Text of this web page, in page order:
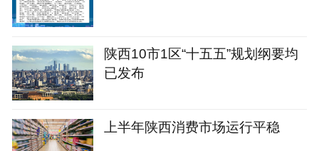
陕西10市1区“十五五”规划纲要均
已发布
上半年陕西消费市场运行平稳